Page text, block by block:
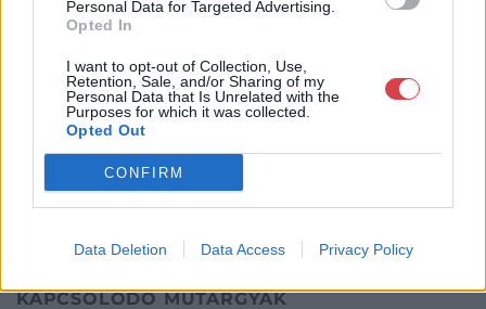
Personal Data for Targeted Advertising.
Opted In
I want to opt-out of Collection, Use,
Retention, Sale, and/or Sharing of my
Personal Data that Is Unrelated with the
Purposes for which it was collected.
Opted Out
CONFIRM
Data Deletion Data Access Privacy Policy
műkereskedelmi üzlethálózatával rendelkező BÁV ZRt.
felkészült munkatársai a hét hat napján állnak a műtárgyat
GALÉRIA TOVÁBBI MŰTÁRGYAI
KAPCSOLÓDÓ MŰTÁRGYAK